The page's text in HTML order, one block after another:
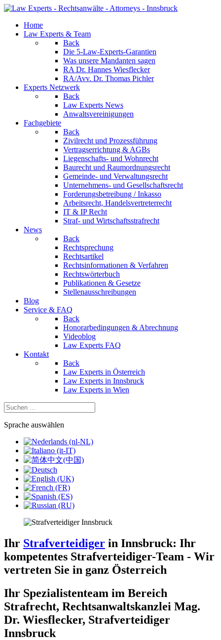
Home
Law Experts & Team
Back
Die 5-Law-Experts-Garantien
Was unsere Mandanten sagen
RA Dr. Hannes Wiesflecker
RA/Avv. Dr. Thomas Pichler
Experts Netzwerk
Back
Law Experts News
Anwaltsvereinigungen
Fachgebiete
Back
Zivilrecht und Prozessführung
Vertragserrichtung & AGBs
Liegenschafts- und Wohnrecht
Baurecht und Raumordnungsrecht
Gemeinde- und Verwaltungsrecht
Unternehmens- und Gesellschaftsrecht
Forderungsbetreibung / Inkasso
Arbeitsrecht, Handelsvertreterrecht
IT & IP Recht
Straf- und Wirtschaftsstrafrecht
News
Back
Rechtsprechung
Rechtsartikel
Rechtsinformationen & Verfahren
Rechtswörterbuch
Publikationen & Gesetze
Stellenausschreibungen
Blog
Service & FAQ
Back
Honorarbedingungen & Abrechnung
Videoblog
Law Experts FAQ
Kontakt
Back
Law Experts in Österreich
Law Experts in Innsbruck
Law Experts in Wien
Sprache auswählen
Ihr Strafverteidiger in Innsbruck: Ihr
kompetentes Strafverteidiger-Team - Wir
vertreten Sie in ganz Österreich
Ihr Spezialistenteam im Bereich
Strafrecht, Rechtsanwaltskanzlei Mag.
Dr. Wiesflecker, Strafverteidiger
Innsbruck